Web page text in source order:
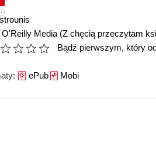
O'Reilly Media (Z chęcią przeczytam
Bądź pierwszym, który
ePubMobi